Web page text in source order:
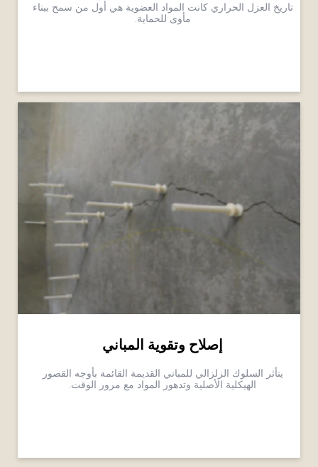
تاريخ العزل الحراري كانت المواد العضوية هي أول من سمح ببناء
مأوى للحماية.
إصلاح وتقوية المباني
يتأثر السلوك الزلزالي للمباني القديمة القائمة بأوجه القصور
الهيكلية الأصلية وتدهور المواد مع مرور الوقت.